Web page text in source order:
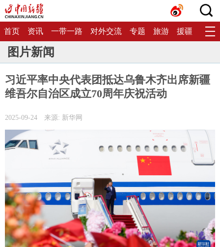
首页 资讯 一带一路 对外交流 专题 旅游 援疆 生态
图片新闻
习近平率中央代表团抵达乌鲁木齐出席新疆
维吾尔自治区成立70周年庆祝活动
2025-09-24 来源: 新华网